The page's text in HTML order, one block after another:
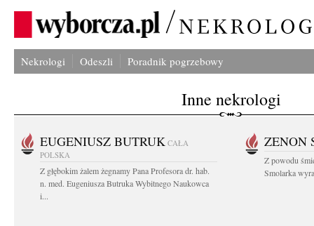
Nekrologi Odeszli Poradnik pogrzebowy
Inne nekrologi
EUGENIUSZ BUTRUK CAŁA
POLSKA
Z głębokim żalem żegnamy Pana Profesora dr. hab.
n. med. Eugeniusza Butruka Wybitnego Naukowca
i...
ZENON
Z powodu
Smolarka